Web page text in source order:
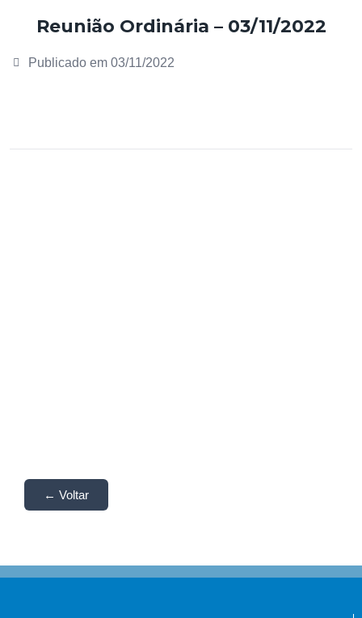
Reunião Ordinária – 03/11/2022
Publicado em 03/11/2022
← Voltar